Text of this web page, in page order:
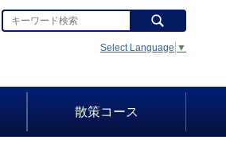
Select Language ▼
散策コース